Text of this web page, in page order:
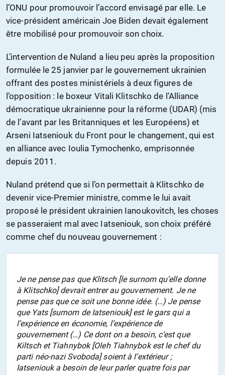
l’ONU pour promouvoir l’accord envisagé par elle. Le
vice-président américain Joe Biden devait également
être mobilisé pour promouvoir son choix.
L’intervention de Nuland a lieu peu après la proposition
formulée le 25 janvier par le gouvernement ukrainien
offrant des postes ministériels à deux figures de
l’opposition : le boxeur Vitali Klitschko de l’Alliance
démocratique ukrainienne pour la réforme (UDAR) (mis
de l’avant par les Britanniques et les Européens) et
Arseni Iatseniouk du Front pour le changement, qui est
en alliance avec Ioulia Tymochenko, emprisonnée
depuis 2011.
Nuland prétend que si l’on permettait à Klitschko de
devenir vice-Premier ministre, comme le lui avait
proposé le président ukrainien Ianoukovitch, les choses
se passeraient mal avec Iatseniouk, son choix préféré
comme chef du nouveau gouvernement :
Je ne pense pas que Klitsch [le surnom qu’elle donne
à Klitschko] devrait entrer au gouvernement. Je ne
pense pas que ce soit une bonne idée. (…) Je pense
que Yats [surnom de Iatseniouk] est le gars qui a
l’expérience en économie, l’expérience de
gouvernement (…) Ce dont on a besoin, c’est que
Kiltsch et Tiahnybok [Oleh Tiahnybok est le chef du
parti néo-nazi Svoboda] soient à l’extérieur ;
Iatseniouk a besoin de leur parler quatre fois par